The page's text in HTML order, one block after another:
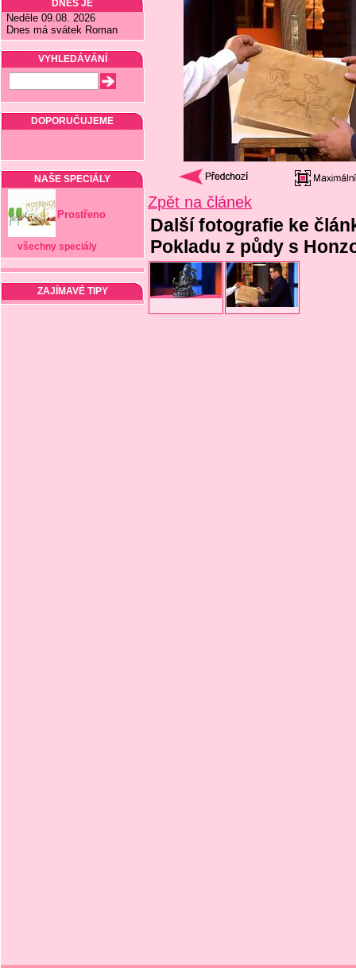
DNES JE
Neděle 09.08. 2026
Dnes má svátek Roman
VYHLEDÁVÁNÍ
DOPORUČUJEME
NAŠE SPECIÁLY
Prostřeno
všechny speciály
ZAJÍMAVÉ TIPY
Zpět na článek
Další fotografie ke
Pokladu z půdy s